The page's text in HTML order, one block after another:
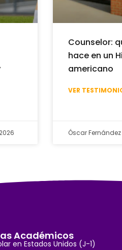
Counselor:
hace en un
americano
VER
Óscar Fernández
Académicos
en Estados Unidos (J-1)